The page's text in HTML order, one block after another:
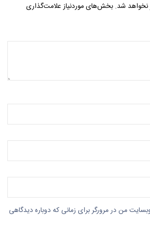
نخواهد شد. بخش‌های موردنیاز علامت‌گذاری
من در مرورگر برای زمانی که دوباره دیدگاهی